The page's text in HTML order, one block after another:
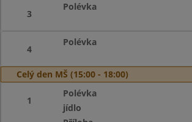
3
Polévka
4
Polévka
Celý den MŠ (15:00 - 18:00)
1
Polévka
jídlo